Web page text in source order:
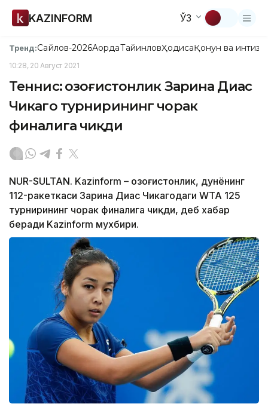
KAZINFORM ЎЗ
Тренд:Сайлов-2026АқордаТайинловҲодисаҚонун ва
10:28, 20 Август 2021
Теннис: Қозоғистонлик Зарина Диас
Чикаго турнирининг чорак
финалига чиқди
NUR-SULTAN. Kazinform – Қозоғистонлик, дунёнинг
112-ракеткаси Зарина Диас Чикагодаги WТА 125
турнирининг чорак финалига чиқди, деб хабар
беради Kazinform мухбири.